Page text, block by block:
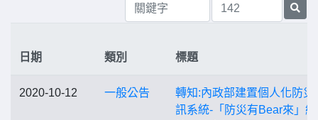
日期 類別 標題
2020-10-12 一般公告
轉知:內政部建置個人化防災
訊系統-「防災有Bear來」網